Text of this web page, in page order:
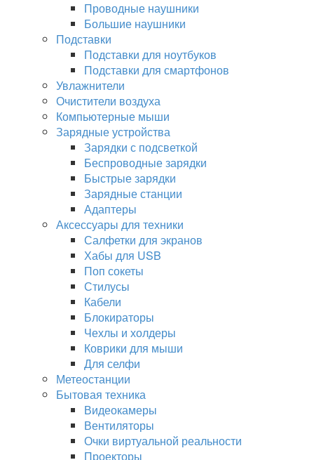
Проводные наушники
Большие наушники
Подставки
Подставки для ноутбуков
Подставки для смартфонов
Увлажнители
Очистители воздуха
Компьютерные мыши
Зарядные устройства
Зарядки с подсветкой
Беспроводные зарядки
Быстрые зарядки
Зарядные станции
Адаптеры
Аксессуары для техники
Салфетки для экранов
Хабы для USB
Поп сокеты
Стилусы
Кабели
Блокираторы
Чехлы и холдеры
Коврики для мыши
Для селфи
Метеостанции
Бытовая техника
Видеокамеры
Вентиляторы
Очки виртуальной реальности
Проекторы